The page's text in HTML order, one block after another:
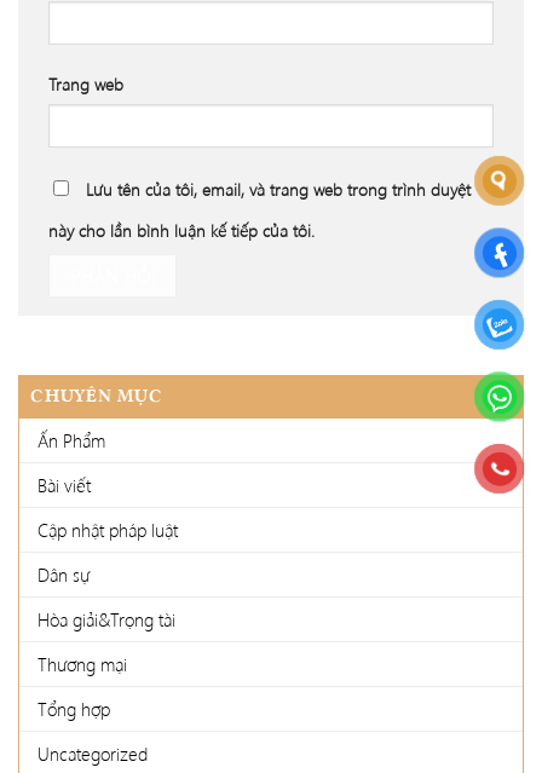
Trang web
Lưu tên của tôi, email, và trang web trong trình duyệt
này cho lần bình luận kế tiếp của tôi.
CHUYÊN MỤC
Ấn Phẩm
Bài viết
Cập nhật pháp luật
Dân sự
Hòa giải&Trọng tài
Thương mại
Tổng hợp
Uncategorized